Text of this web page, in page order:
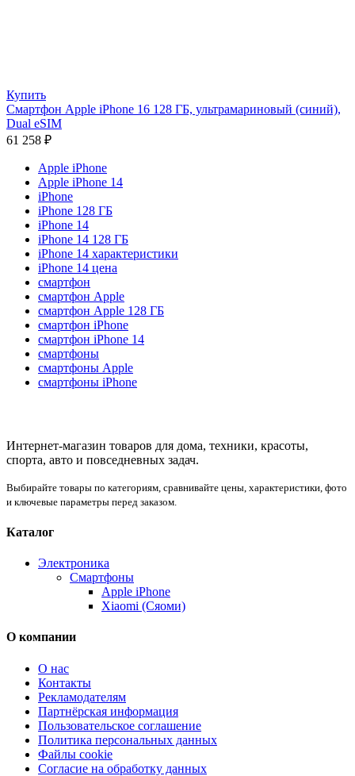
Купить
Смартфон Apple iPhone 16 128 ГБ, ультрамариновый (синий),
Dual eSIM
61 258 ₽
Apple iPhone
Apple iPhone 14
iPhone
iPhone 128 ГБ
iPhone 14
iPhone 14 128 ГБ
iPhone 14 характеристики
iPhone 14 цена
смартфон
смартфон Apple
смартфон Apple 128 ГБ
смартфон iPhone
смартфон iPhone 14
смартфоны
смартфоны Apple
смартфоны iPhone
Интернет-магазин товаров для дома, техники, красоты,
спорта, авто и повседневных задач.
Выбирайте товары по категориям, сравнивайте цены, характеристики, фото
и ключевые параметры перед заказом.
Каталог
Электроника
Смартфоны
Apple iPhone
Xiaomi (Сяоми)
О компании
О нас
Контакты
Рекламодателям
Партнёрская информация
Пользовательское соглашение
Политика персональных данных
Файлы cookie
Согласие на обработку данных